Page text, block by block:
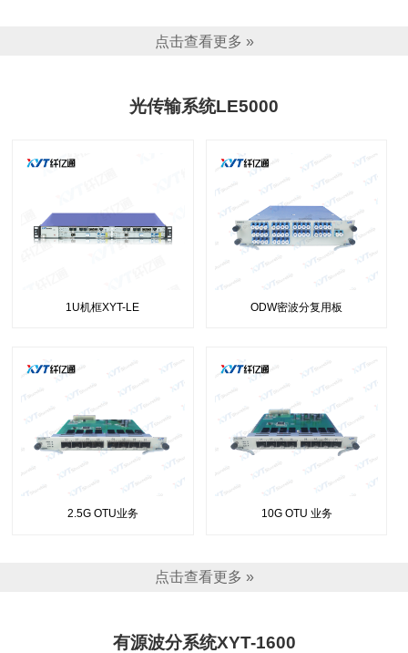
点击查看更多 »
光传输系统LE5000
1U机框XYT-LE ODW密波分复用板
2.5G OTU业务 10G OTU 业务
点击查看更多 »
有源波分系统XYT-1600